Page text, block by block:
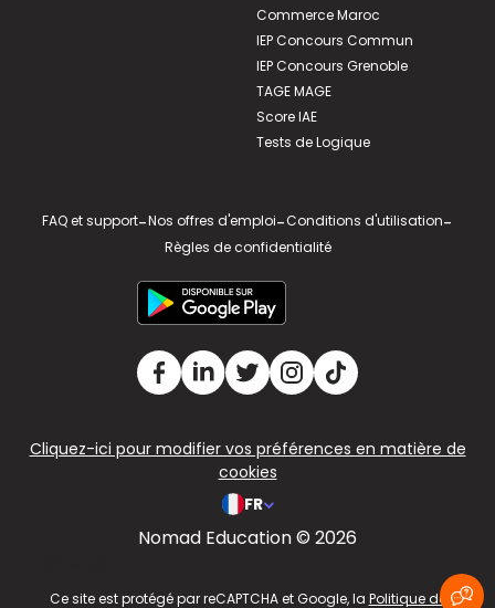
Commerce Maroc
IEP Concours Commun
IEP Concours Grenoble
TAGE MAGE
Score IAE
Tests de Logique
FAQ et support-Nos offres d'emploi-Conditions d'utilisation-
Règles de confidentialité
Cliquez-ici pour modifier vos préférences en matière de
cookies
FR
Nomad Education © 2026
Ce site est protégé par reCAPTCHA et Google, la Politique de